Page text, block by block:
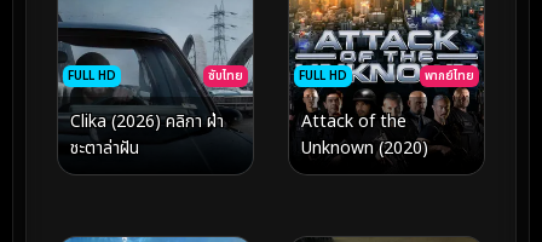
FULL HD ซับไทย
Clika (2026) คลิกา ฝ่า
ชะตาล่าฝัน
FULL HD พากย์ไทย
Attack of the
Unknown (2020)